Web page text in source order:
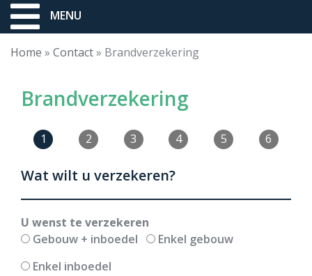
MENU
Home » Contact» Brandverzekering
Brandverzekering
1 2 3 4 5 6
Wat
u
verzekeren
Wat wilt u verzekeren?
U wenst te verzekeren
Gebouw + inboedel
Enkel gebouw
Enkel inboedel